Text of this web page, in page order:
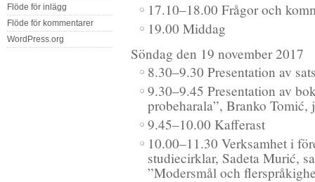
Flöde för inlägg
Flöde för kommentarer
WordPress.org
17.10–18.00 Frågor och
19.00 Middag
Söndag den 19 november 2017
8.30–9.30 Presentation av
9.30–9.45 Presentation av
probeharala”, Branko Tomić,
9.45–10.00 Kafferast
10.00–11.30 Verksamhet i
studiecirklar, Sadeta Murić,
”Modersmål och